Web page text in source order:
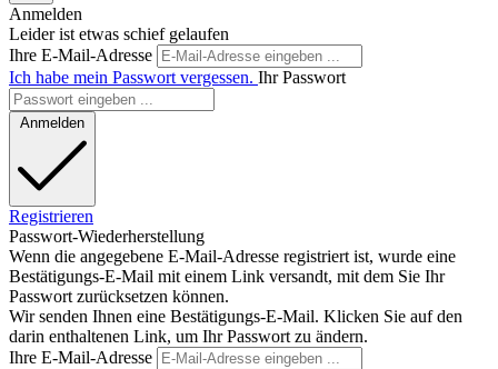
Anmelden
Leider ist etwas schief gelaufen
Ihre E-Mail-Adresse
Ich habe mein Passwort vergessen. Ihr Passwort
Anmelden
Registrieren
Passwort-Wiederherstellung
Wenn die angegebene E-Mail-Adresse registriert ist, wurde eine
Bestätigungs-E-Mail mit einem Link versandt, mit dem Sie Ihr
Passwort zurücksetzen können.
Wir senden Ihnen eine Bestätigungs-E-Mail. Klicken Sie auf den
darin enthaltenen Link, um Ihr Passwort zu ändern.
Ihre E-Mail-Adresse